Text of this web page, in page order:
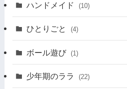
ハンドメイド (10)
ひとりごと (4)
ボール遊び (1)
少年期のララ (22)